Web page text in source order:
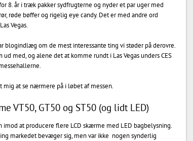
8. år i træk pakker sydfrugterne og nyder et par uger med
røde bøffer og rigelig eye candy. Det er med andre ord
Vegas.
blogindlæg om de mest interessante ting vi støder på derovre.
med, og alene det at komme rundt i Las Vegas unders CES
at se nærmere på i løbet af messen.
VT50, GT50 og ST50 (og lidt LED)
imod at producere flere LCD skærme med LED bagbelysning.
markedet bevæger sig, men var ikke nogen synderlig